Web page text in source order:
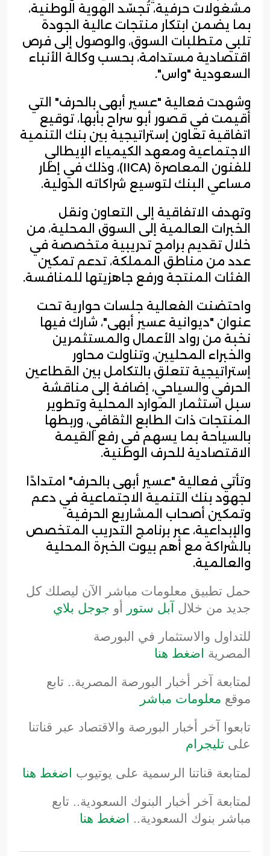
مشغولات حرفية، تُجسّد الهوية الوطنية،
بما يضمن ابتكار منتجات عالية الجودة
تلبي متطلبات السوق، والوصول إلى فرص
اقتصادية مستدامة، بحسب وكالة الأنباء
السعودية "واس".
وشهدت فعالية "عسير أبهى بالحرف" التي
أقيمت في قصور أبو سراح بأبها، توقيع
اتفاقية تعاون إستراتيجية بين بنك التنمية
الاجتماعية ومعهد الكيمياء الإيطالي
للفنون المعاصرة (IICA)، وذلك في إطار
مساعي البنك لتوسيع شراكاته الدولية.
وتهدف الاتفاقية إلى التعاون ونقل
الخبرات العالمية إلى السوق المحلية، من
خلال تقديم برامج تدريبية متخصصة في
عدد من مناطق المملكة، تدعم تمكين
الفئات المنتجة ورفع جاهزيتها للمنافسة.
واحتضنت الفعالية جلسات حوارية تحت
عنوان "ديوانية عسير أبهى"، شارك فيها
نخبة من رواد الأعمال والمستثمرين
والخبراء المحليين، وتناولت محاور
إستراتيجية تتعلق بالتكامل بين القطاعين
الحرفي والسياحي، إضافة إلى مناقشة
سبل استثمار الموارد المحلية وتطوير
المنتجات ذات الطابع الثقافي، وربطها
بالسياحة بما يسهم في رفع القيمة
الاقتصادية للحرف الوطنية.
وتأتي فعالية "عسير أبهى بالحرف" امتدادًا
لجهود بنك التنمية الاجتماعية في دعم
وتمكين أصحاب المشاريع الحرفية
والإبداعية، عبر برنامج التدريب المتخصص
بالشراكة مع أهم بيوت الخبرة المحلية
والعالمية.
حمل تطبيق معلومات مباشر الآن ليصلك كل
جديد من خلال
آبل ستور أو جوجل بلاي
للتداول والاستثمار في البورصة
المصرية اضغط هنا
لمتابعة آخر أخبار البورصة المصرية.. تابع
موقع معلومات مباشر
تابعوا آخر أخبار البورصة والاقتصاد عبر قناتنا
على تليجرام
لمتابعة قناتنا الرسمية على يوتيوب اضغط هنا
لمتابعة آخر أخبار البنوك السعودية.. تابع
مباشر بنوك السعودية..
اضغط هنا